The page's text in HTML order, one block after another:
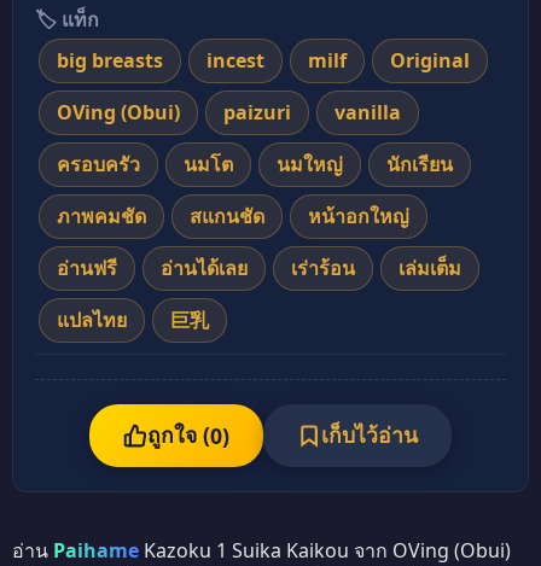
🏷️ แท็ก
big breasts
incest milf
Original
OVing (Obui)
paizuri
vanilla
ครอบครัว
นมโต นมใหญ่
นักเรียน
ภาพคมชัด
สแกนชัด
หน้าอกใหญ่
อ่านฟรี
อ่านได้เลย เร่าร้อน
เล่มเต็ม
แปลไทย
巨乳
ถูกใจ (0) เก็บไว้อ่าน
อ่าน Paihame Kazoku 1 Suika Kaikou จาก OVing (Obui)